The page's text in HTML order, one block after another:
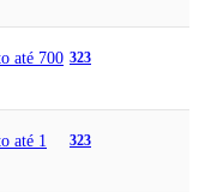
até 700 323
até 1
323